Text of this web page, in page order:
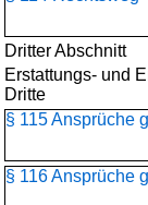
Dritter Abschnitt
Erstattungs- und
Dritte
§ 115 Ansprüche
§ 116 Ansprüche